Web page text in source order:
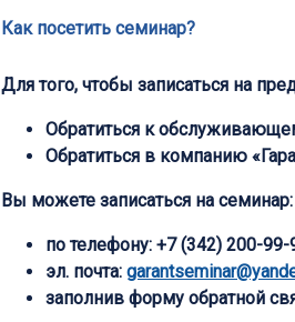
Как посетить семинар?
Для того, чтобы записаться на
Обратиться к
Обратиться в компанию
Вы можете записаться на семинар:
по телефону: +7 (342) 200-99-
эл. почта:
заполнив форму обратной